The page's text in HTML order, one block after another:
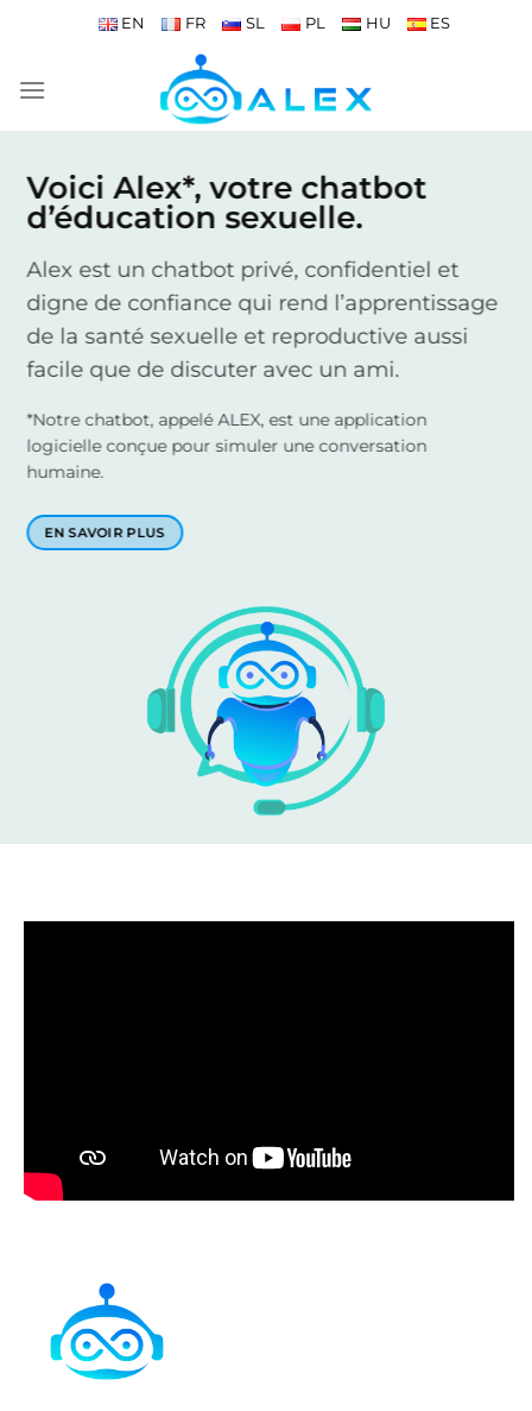
EN FR SL PL HU ES
Voici Alex*, votre chatbot
d’éducation sexuelle.
Alex est un chatbot privé, confidentiel et
digne de confiance qui rend l’apprentissage
de la santé sexuelle et reproductive aussi
facile que de discuter avec un ami.
*Notre chatbot, appelé ALEX, est une application
logicielle conçue pour simuler une conversation
humaine.
EN SAVOIR PLUS